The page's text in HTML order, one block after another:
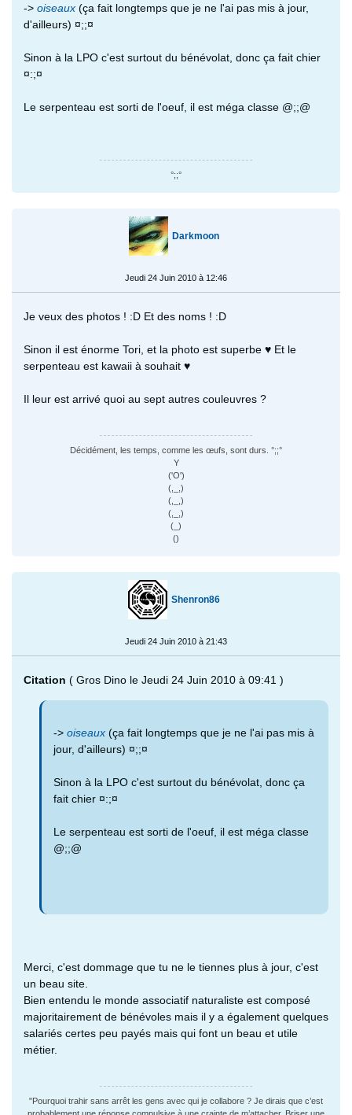
-> oiseaux (ça fait longtemps que je ne l'ai pas mis à jour,
d'ailleurs) ¤;;¤
Sinon à la LPO c'est surtout du bénévolat, donc ça fait chier
¤:;¤
Le serpenteau est sorti de l'oeuf, il est méga classe @;;@
°;;°
Darkmoon
Jeudi 24 Juin 2010 à 12:46
Je veux des photos ! :D Et des noms ! :D
Sinon il est énorme Tori, et la photo est superbe ♥ Et le
serpenteau est kawaii à souhait ♥
Il leur est arrivé quoi au sept autres couleuvres ?
Décidément, les temps, comme les œufs, sont durs. °;;°
Y
('O')
(,_,)
(,_,)
(,_,)
(_)
()
Shenron86
Jeudi 24 Juin 2010 à 21:43
Citation ( Gros Dino le Jeudi 24 Juin 2010 à 09:41 )
-> oiseaux (ça fait longtemps que je ne l'ai pas mis à
jour, d'ailleurs) ¤;;¤
Sinon à la LPO c'est surtout du bénévolat, donc ça
fait chier ¤:;¤
Le serpenteau est sorti de l'oeuf, il est méga classe
@;;@
Merci, c'est dommage que tu ne le tiennes plus à jour, c'est
un beau site.
Bien entendu le monde associatif naturaliste est composé
majoritairement de bénévoles mais il y a également quelques
salariés certes peu payés mais qui font un beau et utile
métier.
"Pourquoi trahir sans arrêt les gens avec qui je collabore ? Je dirais que c’est